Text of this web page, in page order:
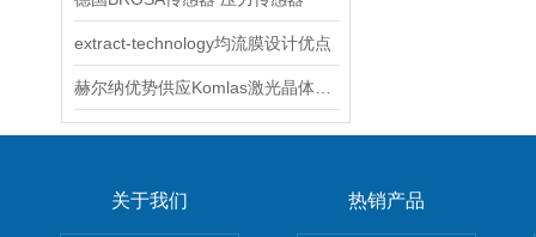
extract-technology均流膜设计优点
关于我们 热销产品